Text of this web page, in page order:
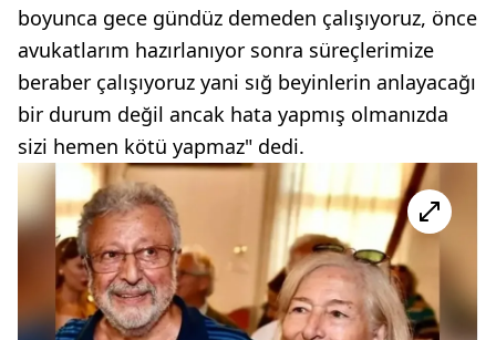
boyunca gece gündüz demeden çalışıyoruz, önce
avukatlarım hazırlanıyor sonra süreçlerimize
beraber çalışıyoruz yani sığ beyinlerin anlayacağı
bir durum değil ancak hata yapmış olmanızda
sizi hemen kötü yapmaz" dedi.